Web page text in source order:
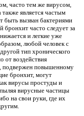
часто тем же вирусом,
является частым
быть вызван бактериями
часто следует за
и легкие уже
любой человек с
тип хронического
от воздействия
подвержен повышенному
бронхит, могут
вирусы простуды и
вирусные частицы
на свои руки, где их